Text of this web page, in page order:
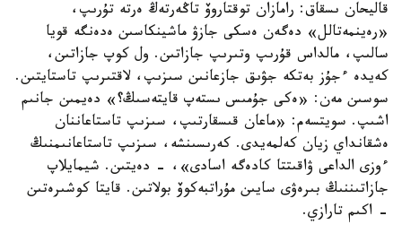
قاليحان ىسقاق: رامازان توقتاروۆ تاڭەرتەڭ ەرتە تۇرىپ،
«رەينمەتالل» دەگەن ەسكى جازۋ ماشينكاسىن ەدەنگە قويا
سالىپ، مالداس قۇرىپ وتىرىپ جازاتىن. ول كوپ جازاتىن،
كەيدە ءجۇز بەتكە جۋىق جازعانىن سىزىپ، لاقتىرىپ تاستايتىن.
سوسىن مەن: «ەكى جۇمىس ىستەپ قايتەسىڭ؟» دەيمىن جانىم
اشىپ. سويتسەم: «ماعان قىسقارتىپ، سىزىپ تاستاعاننان
ەشقانداي زيان كەلمەيدى. كەرىسىنشە، سىزىپ تاستاعانىمنىڭ
ءوزى الداعى ۋاقىتتا كادەگە اسادى»، - دەيتىن. شيمايلاپ
جازاتىننىڭ بىرەۋى سايىن مۇراتبەكوۆ بولاتىن. قايتا كوشىرەتىن
- اكىم تارازي.